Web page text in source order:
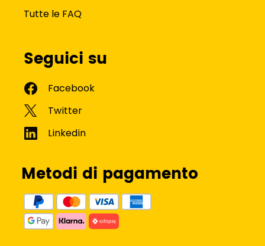
Tutte le FAQ
Seguici su
Metodi di pagamento